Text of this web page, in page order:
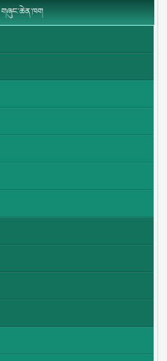
གཞུང་ཆེན་ཁག